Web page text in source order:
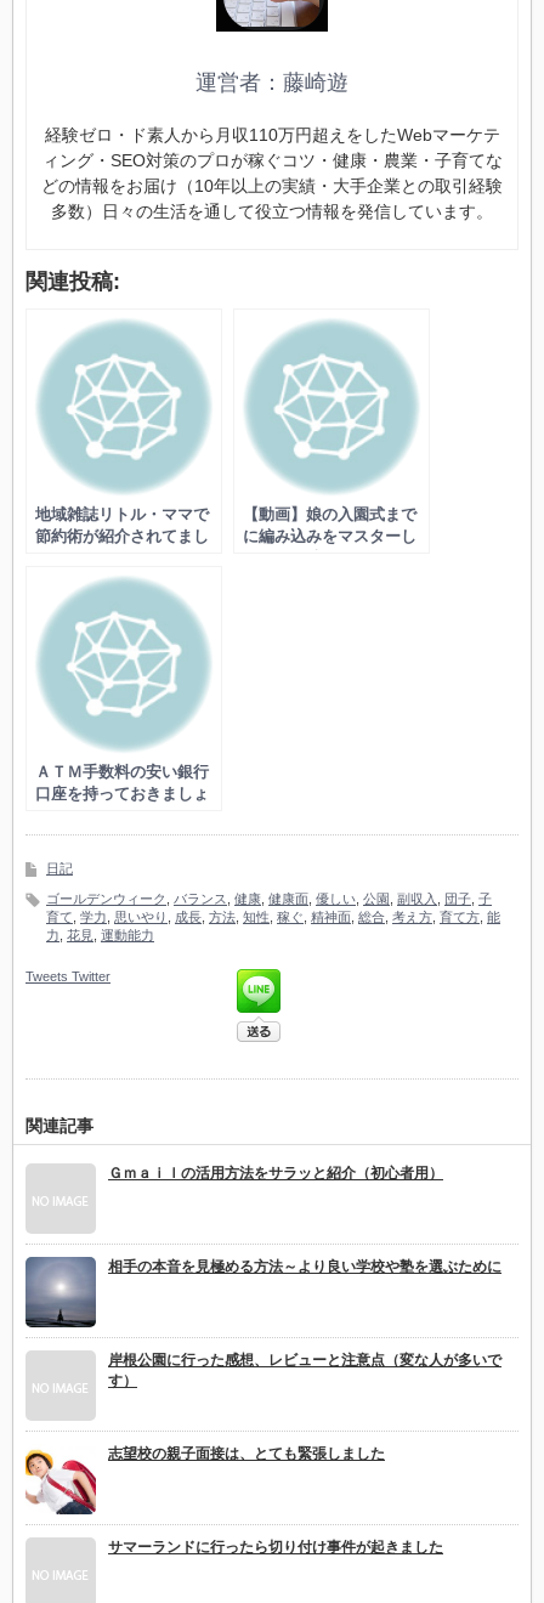
運営者：藤崎遊
経験ゼロ・ド素人から月収110万円超えをしたWebマーケテ
ィング・SEO対策のプロが稼ぐコツ・健康・農業・子育てな
どの情報をお届け（10年以上の実績・大手企業との取引経験
多数）日々の生活を通して役立つ情報を発信しています。
関連投稿:
地域雑誌リトル・ママで
節約術が紹介されてまし
【動画】娘の入園式まで
に編み込みをマスターし
ＡＴＭ手数料の安い銀行
口座を持っておきましょ
日記
ゴールデンウィーク バランス 健康 健康面 優しい 公園 副収入 団子 子
育て 学力 思いやり 成長 方法 知性 稼ぐ 精神面 総合 考え方 育て方 能
力 花見 運動能力
Tweets Twitter
関連記事
Ｇｍａｉｌの活用方法をサラッと紹介（初心者用）
相手の本音を見極める方法～より良い学校や塾を選ぶために
岸根公園に行った感想、レビューと注意点（変な人が多いで
す）
志望校の親子面接は、とても緊張しました
サマーランドに行ったら切り付け事件が起きました